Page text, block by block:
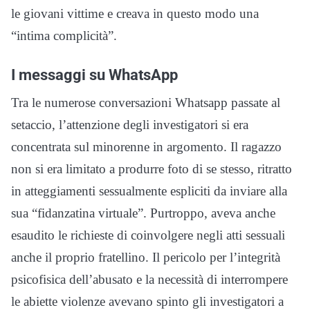
le giovani vittime e creava in questo modo una
“intima complicità”.
I messaggi su WhatsApp
Tra le numerose conversazioni Whatsapp passate al
setaccio, l’attenzione degli investigatori si era
concentrata sul minorenne in argomento. Il ragazzo
non si era limitato a produrre foto di se stesso, ritratto
in atteggiamenti sessualmente espliciti da inviare alla
sua “fidanzatina virtuale”. Purtroppo, aveva anche
esaudito le richieste di coinvolgere negli atti sessuali
anche il proprio fratellino. Il pericolo per l’integrità
psicofisica dell’abusato e la necessità di interrompere
le abiette violenze avevano spinto gli investigatori a